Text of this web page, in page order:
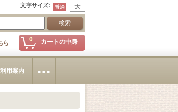
文字サイズ:
0 カートの中身
ら
用案内